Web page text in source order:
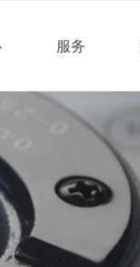
服务